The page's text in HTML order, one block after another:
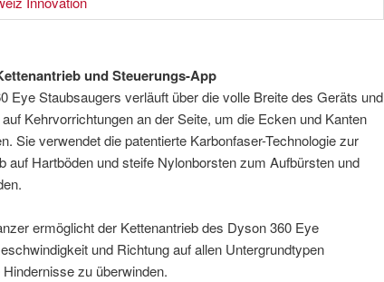
und Steuerungs-App
Eye Staubsaugers verläuft über die volle Breite des Geräts und
Kehrvorrichtungen an der Seite, um die Ecken und Kanten
Sie verwendet die patentierte Karbonfaser-Technologie zur
auf Hartböden und steife Nylonborsten zum Aufbürsten und
ermöglicht der Kettenantrieb des Dyson 360 Eye
und Richtung auf allen Untergrundtypen
zu überwinden.